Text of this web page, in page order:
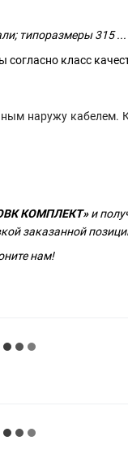
типоразмеры 315
класс
наружу кабелем.
КОМПЛЕКТ»и
заказанной
нам!